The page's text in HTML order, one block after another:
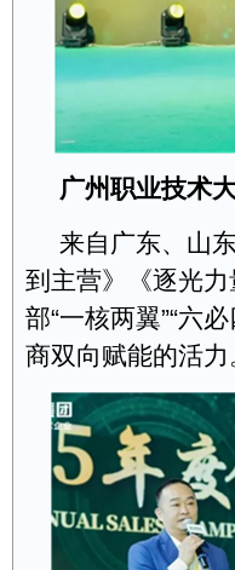
广州职业技术
来自广东、山
到主营》《逐光
部“一核两翼”“六
商双向赋能的活力